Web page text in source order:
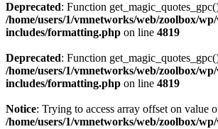
Deprecated: Function
/home/users/1/vmnetworks/web/zoolbox/
includes/formatting.php on line 4819
Deprecated: Function
/home/users/1/vmnetworks/web/zoolbox/
includes/formatting.php on line 4819
Notice: Trying to access array offset on value
/home/users/1/vmnetworks/web/zoolbox/